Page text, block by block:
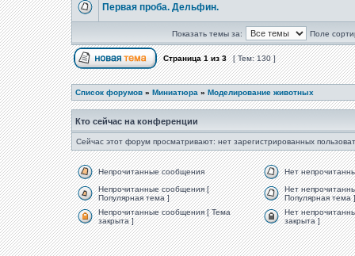
Первая проба. Дельфин.
Показать темы за: Поле
Страница1из3 [ Тем: 130 ]
Список форумов » Миниатюра » Моделирование животных
Кто сейчас на конференции
Сейчас этот форум просматривают: нет зарегистрированных
Непрочитанные сообщения
Нет
Непрочитанные сообщения [
Популярная тема ]
Нет
Популярная тема ]
Непрочитанные сообщения [ Тема
закрыта ]
Нет
закрыта ]